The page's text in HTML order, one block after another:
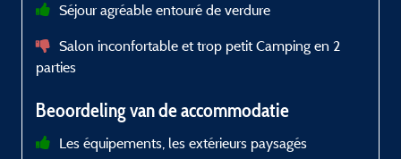
Séjour agréable entouré de verdure
Salon inconfortable et trop petit Camping en 2
parties
Beoordeling van de accommodatie
Les équipements, les extérieurs paysagés